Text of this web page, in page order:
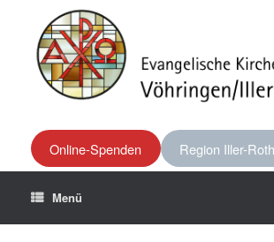
Online-Spenden Region Iller-Roth
Menü